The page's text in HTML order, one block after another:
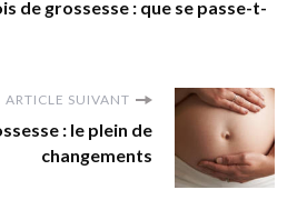
de grossesse : que se passe-t-
ARTICLE SUIVANT
: le plein de
changements